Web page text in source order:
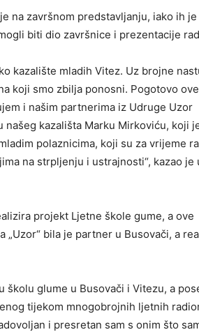
na završnom predstavljanju, iako ih je
biti dio završnice i prezentacije
kazalište mladih Vitez. Uz brojne
koji smo zbilja ponosni. Pogotovo ove
i našim partnerima iz Udruge Uzor
kazališta Marku Mirkoviću, koji
polaznicima, koji su za vrijeme
na strpljenju i ustrajnosti“, kazao je
projekt Ljetne škole gume, a ove
bila je partner u Busovači, a
školu glume u Busovači i Vitezu, a
tijekom mnogobrojnih ljetnih
i presretan sam s onim što